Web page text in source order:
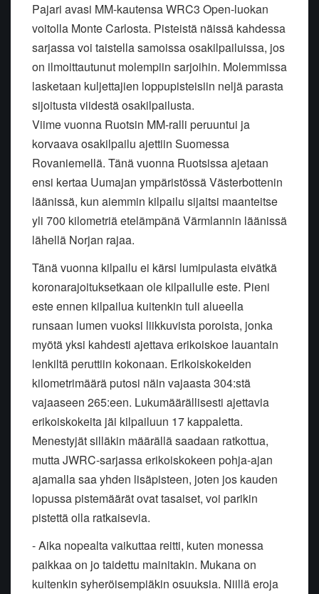
Pajari avasi MM-kautensa WRC3 Open-luokan
voitolla Monte Carlosta. Pisteistä näissä kahdessa
sarjassa voi taistella samoissa osakilpailuissa, jos
on ilmoittautunut molempiin sarjoihin. Molemmissa
lasketaan kuljettajien loppupisteisiin neljä parasta
sijoitusta viidestä osakilpailusta.
Viime vuonna Ruotsin MM-ralli peruuntui ja
korvaava osakilpailu ajettiin Suomessa
Rovaniemellä. Tänä vuonna Ruotsissa ajetaan
ensi kertaa Uumajan ympäristössä Västerbottenin
läänissä, kun aiemmin kilpailu sijaitsi maanteitse
yli 700 kilometriä etelämpänä Värmlannin läänissä
lähellä Norjan rajaa.
Tänä vuonna kilpailu ei kärsi lumipulasta eivätkä
koronarajoituksetkaan ole kilpailulle este. Pieni
este ennen kilpailua kuitenkin tuli alueella
runsaan lumen vuoksi liikkuvista poroista, jonka
myötä yksi kahdesti ajettava erikoiskoe lauantain
lenkiltä peruttiin kokonaan. Erikoiskokeiden
kilometrimäärä putosi näin vajaasta 304:stä
vajaaseen 265:een. Lukumäärällisesti ajettavia
erikoiskokeita jäi kilpailuun 17 kappaletta.
Menestyjät silläkin määrällä saadaan ratkottua,
mutta JWRC-sarjassa erikoiskokeen pohja-ajan
ajamalla saa yhden lisäpisteen, joten jos kauden
lopussa pistemäärät ovat tasaiset, voi parikin
pistettä olla ratkaisevia.
- Aika nopealta vaikuttaa reitti, kuten monessa
paikkaa on jo taidettu mainitakin. Mukana on
kuitenkin syheröisempiäkin osuuksia. Niillä eroja